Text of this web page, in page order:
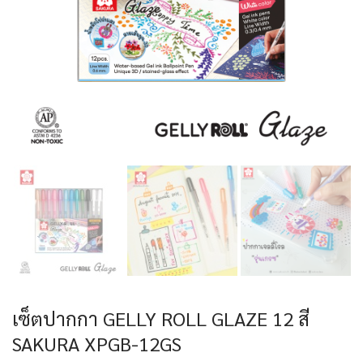
เซ็ตปากกา GELLY ROLL GLAZE 12 สี
SAKURA XPGB-12GS